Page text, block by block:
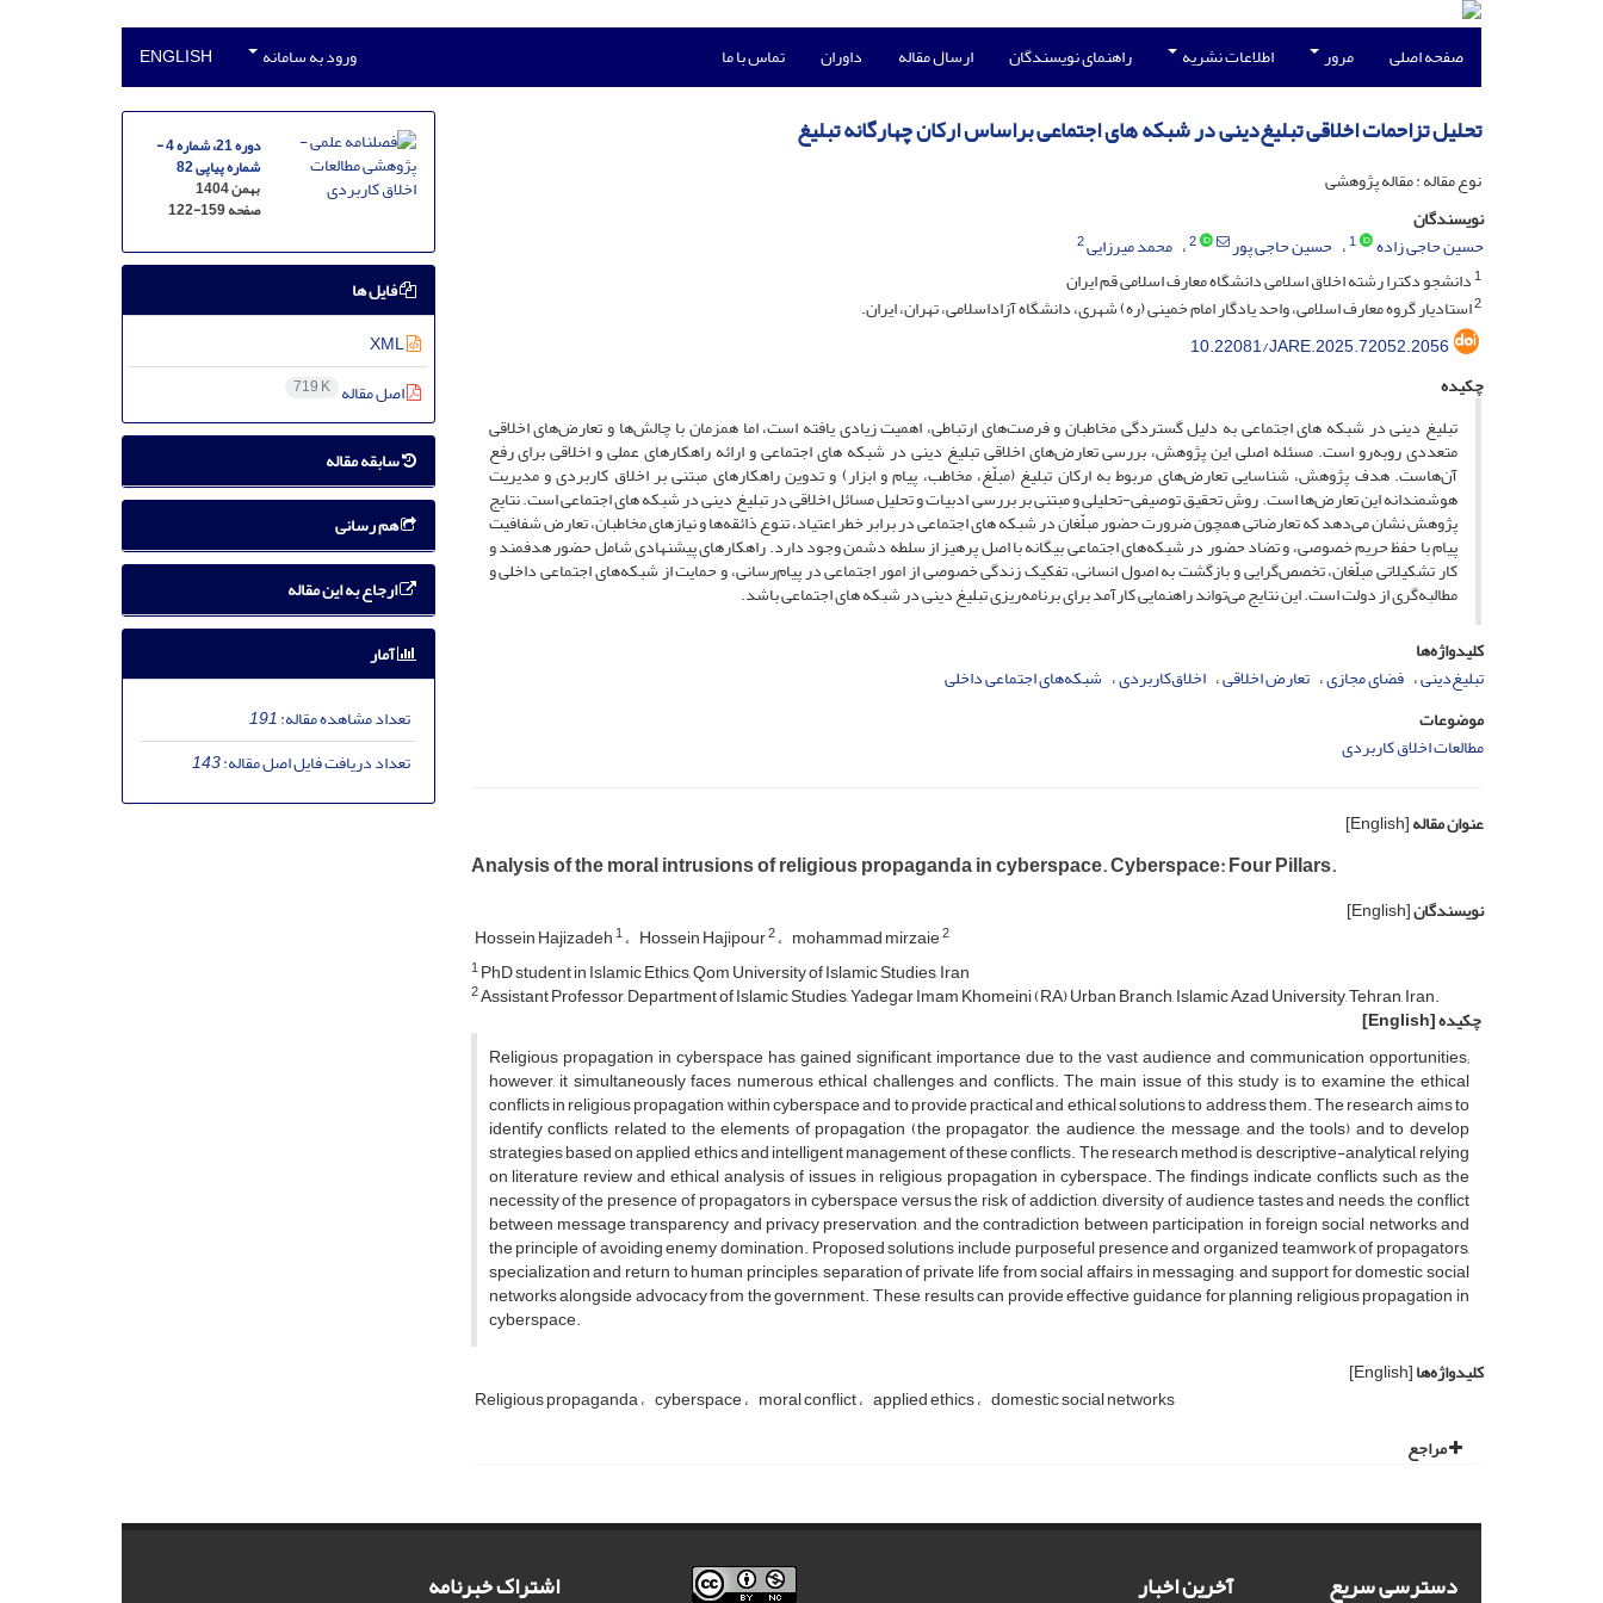
صفحه اصلی مرور اطلاعات نشریه راهنمای نویسندگان ارسال مقاله داوران تماس با ما ورود به سامانه ENGLISH
تحلیل تزاحمات اخلاقی تبلیغ‌دینی در شبکه های اجتماعی براساس ارکان چهارگانه تبلیغ
نوع مقاله : مقاله پژوهشی
نویسندگان
حسین حاجی زاده
1 حسین حاجی پور 2 محمد میرزایی2
1دانشجو دکترا رشته اخلاق اسلامی دانشگاه معارف اسلامی قم ایران
2استادیار گروه معارف اسلامی، واحد یادگار امام خمینی (ره) شهری، دانشگاه آزاداسلامی، تهران، ایران.
10.22081/JARE.2025.72052.2056
چکیده
تبلیغ دینی در شبکه های اجتماعی به دلیل گستردگی مخاطبان و فرصت‌های ارتباطی، اهمیت زیادی یافته است، اما همزمان با چالش‌ها و تعارض‌های اخلاقی
متعددی روبه‌رو است. مسئله اصلی این پژوهش، بررسی تعارض‌های اخلاقی تبلیغ دینی در شبکه های اجتماعی و ارائه راهکارهای عملی و اخلاقی برای رفع
آن‌هاست. هدف پژوهش، شناسایی تعارض‌های مربوط به ارکان تبلیغ (مبلّغ، مخاطب، پیام و ابزار) و تدوین راهکارهای مبتنی بر اخلاق کاربردی و مدیریت
هوشمندانه این تعارض‌ها است. روش تحقیق توصیفی-تحلیلی و مبتنی بر بررسی ادبیات و تحلیل مسائل اخلاقی در تبلیغ دینی در شبکه های اجتماعی است. نتایج
پژوهش نشان می‌دهد که تعارضاتی همچون ضرورت حضور مبلّغان در شبکه های اجتماعی در برابر خطر اعتیاد، تنوع ذائقه‌ها و نیازهای مخاطبان، تعارض شفافیت
پیام با حفظ حریم خصوصی، و تضاد حضور در شبکه‌های اجتماعی بیگانه با اصل پرهیز از سلطه دشمن وجود دارد. راهکارهای پیشنهادی شامل حضور هدفمند و
کار تشکیلاتی مبلّغان، تخصص‌گرایی و بازگشت به اصول انسانی، تفکیک زندگی خصوصی از امور اجتماعی در پیام‌رسانی، و حمایت از شبکه‌های اجتماعی داخلی و
مطالبه‌گری از دولت است. این نتایج می‌تواند راهنمایی کارآمد برای برنامه‌ریزی تبلیغ دینی در شبکه های اجتماعی باشد.
کلیدواژه‌ها
تبلیغ‌دینی فضای مجازی تعارض اخلاقی اخلاق‌کاربردی شبکه‌های اجتماعی داخلی
موضوعات
مطالعات اخلاق کاربردی
عنوان مقاله[English]
Analysis of the moral intrusions of religious propaganda in cyberspace. Cyberspace: Four Pillars.
نویسندگان[English]
Hossein Hajizadeh1 Hossein Hajipour2 mohammad mirzaie2
1PhD student in Islamic Ethics, Qom University of Islamic Studies, Iran
2Assistant Professor, Department of Islamic Studies, Yadegar Imam Khomeini (RA) Urban Branch, Islamic Azad University, Tehran, Iran.
چکیده[English]
Religious propagation in cyberspace has gained significant importance due to the vast audience and communication opportunities;
however, it simultaneously faces numerous ethical challenges and conflicts. The main issue of this study is to examine the ethical
conflicts in religious propagation within cyberspace and to provide practical and ethical solutions to address them. The research aims to
identify conflicts related to the elements of propagation (the propagator, the audience, the message, and the tools) and to develop
strategies based on applied ethics and intelligent management of these conflicts. The research method is descriptive-analytical, relying
on literature review and ethical analysis of issues in religious propagation in cyberspace. The findings indicate conflicts such as the
necessity of the presence of propagators in cyberspace versus the risk of addiction, diversity of audience tastes and needs, the conflict
between message transparency and privacy preservation, and the contradiction between participation in foreign social networks and
the principle of avoiding enemy domination. Proposed solutions include purposeful presence and organized teamwork of propagators,
specialization and return to human principles, separation of private life from social affairs in messaging, and support for domestic social
networks alongside advocacy from the government. These results can provide effective guidance for planning religious propagation in
cyberspace.
کلیدواژه‌ها[English]
Religious propaganda cyberspace moral conflict applied ethics domestic social networks
مراجع
دوره 21، شماره 4 -
شماره پیاپی 82
بهمن 1404
صفحه122-159
فایل ها
XML
اصل مقاله 719 K
سابقه مقاله
هم رسانی
ارجاع به این مقاله
آمار
تعداد مشاهده مقاله:191
تعداد دریافت فایل اصل مقاله:143
دسترسی سریع آخرین اخبار اشتراک خبرنامه